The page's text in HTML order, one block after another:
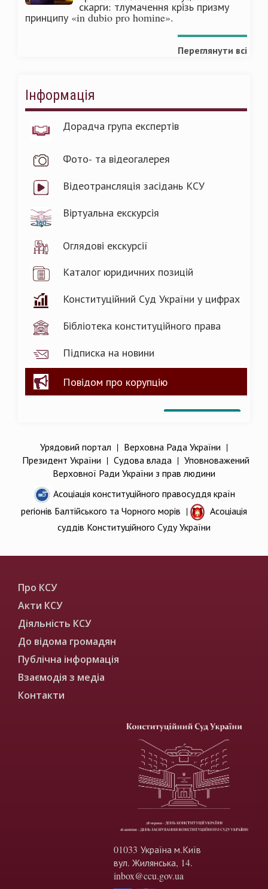
скарги: тлумачення крізь призму
принципу «in dubio pro homine».
Переглянути всі
Інформація
Дорадча група експертів
Фото- та відеогалерея
Відеотрансляція засідань КСУ
Віртуальна екскурсія
Оглядові екскурсії
Каталог юридичних позицій
Конституційний Суд України у цифрах
Бібліотека конституційного права
Підписка на новини
Повідом про корупцію
Урядовий портал | Верховна Рада України |
Президент України | Судова влада| Уповноважений
Верховної Ради України з прав людини
Асоціація конституційного правосуддя країн
регіонів Балтійського та Чорного морів |
Асоціація
суддів Конституційного Суду України
Про КСУ
Акти КСУ
Діяльність КСУ
До відома громадян
Публічна інформація
Взаємодія з медіа
Контакти
01033 Україна м.Київ
вул. Жилянська, 14.
inbox@ccu.gov.ua